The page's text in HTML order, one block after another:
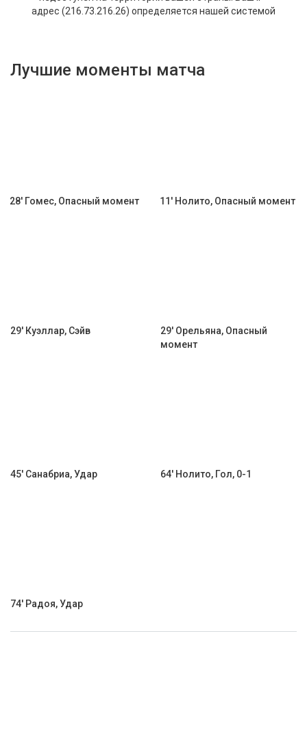
Лучшие моменты матча
28' Гомес, Опасный момент 11' Нолито, Опасный момент
29' Куэллар, Сэйв
29' Орельяна, Опасный
момент
45' Санабриа, Удар 64' Нолито, Гол, 0-1
74' Радоя, Удар